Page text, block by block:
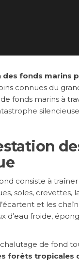
fonds marins
connues du
fonds marins à
consiste à
soles, crevettes,
et les
d’eau froide,
de fond
forêts tropicales